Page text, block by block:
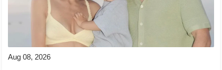
i
Aug 08, 2026